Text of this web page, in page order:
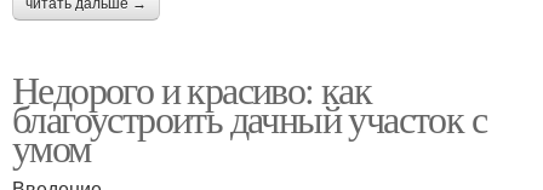
читать дальше →
Недорого и красиво: как
благоустроить дачный участок с
умом